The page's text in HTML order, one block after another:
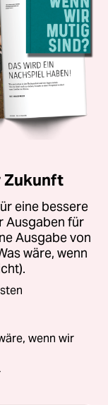
Zukunft
eine bessere
Ausgaben für
Ausgabe von
wäre, wenn
wenn wir